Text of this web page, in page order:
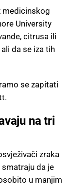
medicinskog
University
citrusa ili
da se iza tih
se zapitati
na tri
zraka
da je
u manjim